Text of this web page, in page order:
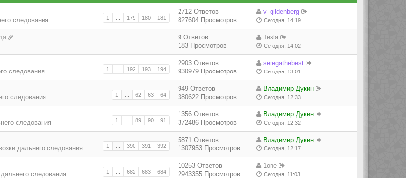
1 179 180 181
следования
2712 Ответов
827604 Просмотров
v_gildenberg
Сегодня, 14:19
9 Ответов
183 Просмотров
Tesla
Сегодня, 14:02
1 192 193 194
следования
2903 Ответов
930979 Просмотров
seregathebest
Сегодня, 13:01
1 62 63 64
следования
949 Ответов
380622 Просмотров
Владимир Дукин
Сегодня, 12:33
1 89 90 91
следования
1356 Ответов
372486 Просмотров
Владимир Дукин
Сегодня, 12:32
1 390 391 392
дальнего следования
5871 Ответов
1307953 Просмотров
Владимир Дукин
Сегодня, 12:17
1 682 683 684
следования
10253 Ответов
2943355 Просмотров
1one
Сегодня, 11:03